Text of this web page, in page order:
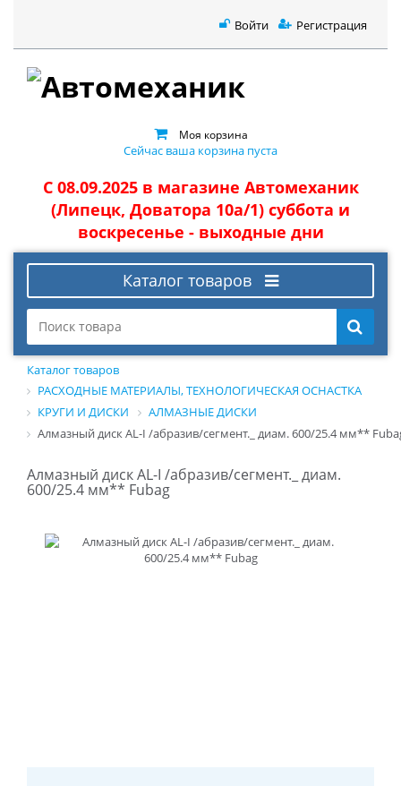
Войти Регистрация
Моя корзина
Сейчас ваша корзина пуста
С 08.09.2025 в магазине Автомеханик
(Липецк, Доватора 10а/1) суббота и
воскресенье - выходные дни
Каталог товаров
Каталог товаров
РАСХОДНЫЕ МАТЕРИАЛЫ, ТЕХНОЛОГИЧЕСКАЯ ОСНАСТКА
КРУГИ И ДИСКИ
АЛМАЗНЫЕ ДИСКИ
Алмазный диск AL-I /абразив/сегмент._ диам. 600/25.4 мм**
Алмазный диск AL-I /абразив/сегмент._ диам.
600/25.4 мм** Fubag